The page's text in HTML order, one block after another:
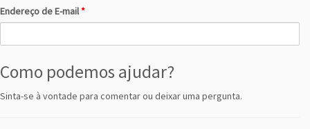
Endereço de E-mail*
Como podemos ajudar?
Sinta-se à vontade para comentar ou deixar uma pergunta.